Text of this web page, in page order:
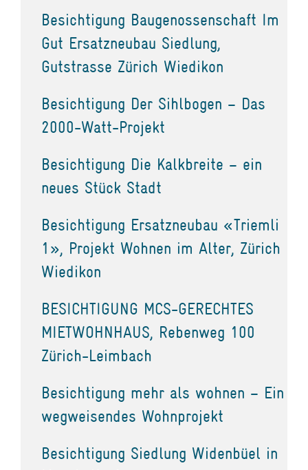
Besichtigung Baugenossenschaft Im
Gut Ersatzneubau Siedlung,
Gutstrasse Zürich Wiedikon
Besichtigung Der Sihlbogen – Das
2000-Watt-Projekt
Besichtigung Die Kalkbreite – ein
neues Stück Stadt
Besichtigung Ersatzneubau «Triemli
1», Projekt Wohnen im Alter, Zürich
Wiedikon
BESICHTIGUNG MCS-GERECHTES
MIETWOHNHAUS, Rebenweg 100
Zürich-Leimbach
Besichtigung mehr als wohnen – Ein
wegweisendes Wohnprojekt
Besichtigung Siedlung Widenbüel in